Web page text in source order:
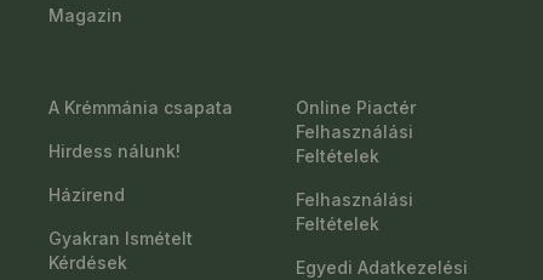
Magazin
A Krémmánia csapata
Hirdess nálunk!
Házirend
Gyakran Ismételt
Kérdések
Online Piactér
Felhasználási
Feltételek
Felhasználási
Feltételek
Egyedi Adatkezelési